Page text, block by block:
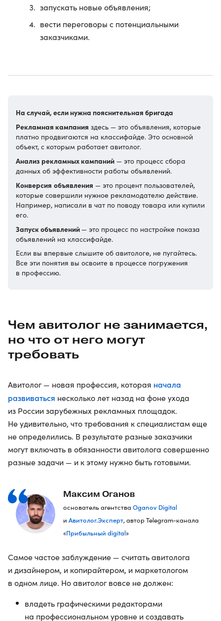
запускать новые объявления;
вести переговоры с потенциальными
заказчиками.
На случай, если нужна пояснительная бригада
Рекламная кампания здесь — это объявления, которые
платно продвигаются на классифайде. Это основной
объект, с которым работает авитолог.
Анализ рекламных кампаний — это процесс сбора
данных об эффективности работы объявлений.
Конверсия объявления — это процент пользователей,
которые совершили нужное рекламодателю действие.
Например, написали в чат по поводу товара или купили
его.
Запуск объявлений — это процесс по настройке показа
объявлений на классифайде.
Если вы впервые слышите об авитологе, не пугайтесь.
Все эти понятия вы освоите в процессе погружения
в профессию.
Чем авитолог не занимается,
но что от него могут
требовать
Авитолог — новая профессия, которая начала
развиваться несколько лет назад на фоне ухода
из России зарубежных рекламных площадок.
Не удивительно, что требования к специалистам еще
не определились. В результате разные заказчики
могут включать в обязанности авитолога совершенно
разные задачи — и к этому нужно быть готовыми.
Максим Оганов
основатель агентства Oganov Digital
и Авитолог.Эксперт, автор Telegram-канала
«Прибыльный digital»
Самое частое заблуждение — считать авитолога
и дизайнером, и копирайтером, и маркетологом
в одном лице. Но авитолог вовсе не должен:
владеть графическими редакторами
на профессиональном уровне и создавать